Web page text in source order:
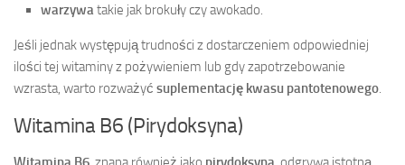
warzywatakie jak brokuły czy awokado.
Jeśli jednak występują trudności z dostarczeniem odpowiedniej
ilości tej witaminy z pożywieniem lub gdy zapotrzebowanie
wzrasta, warto rozważyć suplementację kwasu pantotenowego.
Witamina B6 (Pirydoksyna)